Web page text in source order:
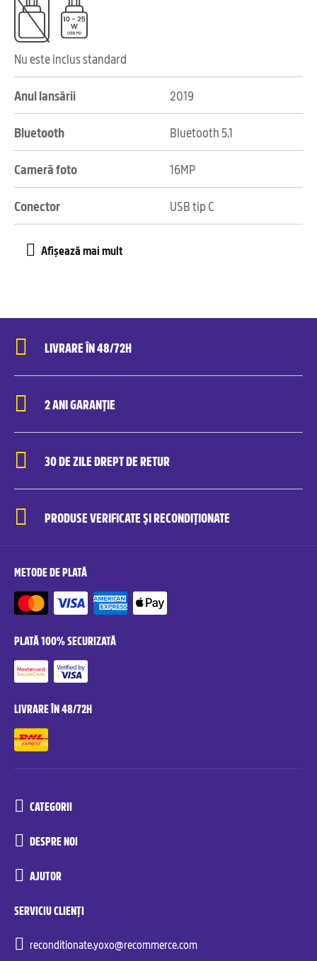
Nu este inclus standard
Anul lansării 2019
Bluetooth Bluetooth 5.1
Cameră foto 16MP
Conector USB tip C
LIVRARE ÎN 48/72H
2 ANI GARANȚIE
30 DE ZILE DREPT DE RETUR
PRODUSE VERIFICATE ȘI RECONDIȚIONATE
METODE DE PLATĂ
PLATĂ 100% SECURIZATĂ
LIVRARE ÎN 48/72H
CATEGORII
DESPRE NOI
AJUTOR
SERVICIU CLIENȚI
reconditionate.yoxo@recommerce.com